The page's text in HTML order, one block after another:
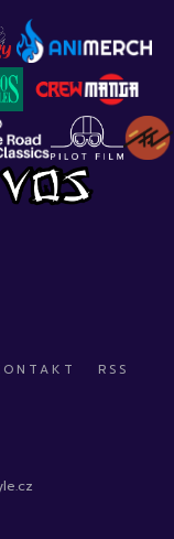
RSS